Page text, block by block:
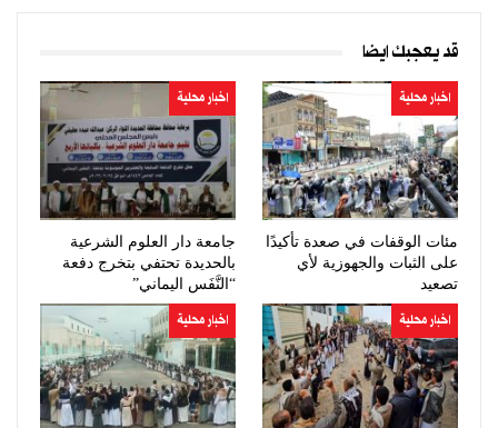
قد يعجبك ايضا
اخبار محلية
مئات الوقفات في صعدة تأكيدًا
على الثبات والجهوزية لأي
تصعيد
اخبار محلية
جامعة دار العلوم الشرعية
بالحديدة تحتفي بتخرج دفعة
“النَّفَس اليماني”
اخبار محلية اخبار محلية